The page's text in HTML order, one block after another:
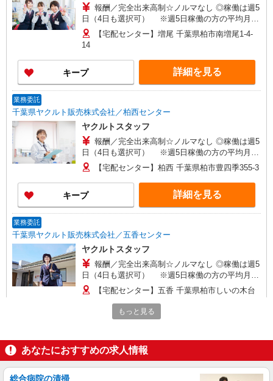
報酬／完全出来高制☆ノルマなし ◎稼働は週5
日（4日も選択可） ※週5日稼働の方の平均月収
27万円 「あなたに合わせた」働き方ができます。
働き方やご希望の収入など、お気軽にお問い合わ
方が活躍中！
【宅配センター】増尾 千葉県柏市南増尾1-4-
14
キープ 詳細を見る
業務委託
千葉県ヤクルト販売株式会社／柏西センター
ヤクルトスタッフ
報酬／完全出来高制☆ノルマなし ◎稼働は週5
日（4日も選択可） ※週5日稼働の方の平均月収
27万円 「あなたに合わせた」働き方ができます。
働き方やご希望の収入など、お気軽にお問い合わ
せください！ ◎20代〜50代を中心に幅広い年代の
方が活躍中！
【宅配センター】柏西 千葉県柏市豊四季355-3
キープ 詳細を見る
業務委託
千葉県ヤクルト販売株式会社／五香センター
ヤクルトスタッフ
報酬／完全出来高制☆ノルマなし ◎稼働は週5
日（4日も選択可） ※週5日稼働の方の平均月収
27万円 「あなたに合わせた」働き方ができます。
働き方やご希望の収入など、お気軽にお問い合わ
せください！ ◎20代〜50代を中心に幅広い年代の
方が活躍中！
【宅配センター】五香 千葉県柏市しいの木台
業務委託
千葉県ヤクルト販売株式会社／増尾センター
もっと見る
あなたにおすすめの求人情報
総合病院の清掃